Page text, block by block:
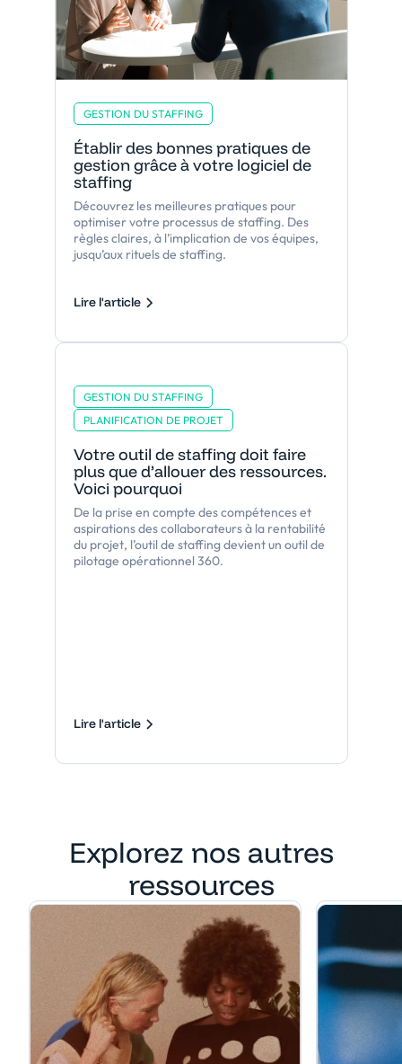
GESTION DU STAFFING
Établir des bonnes pratiques de
gestion grâce à votre logiciel de
staffing
Découvrez les meilleures pratiques pour
optimiser votre processus de staffing. Des
règles claires, à l’implication de vos équipes,
jusqu’aux rituels de staffing.
Lire l'article
GESTION DU STAFFING
PLANIFICATION DE PROJET
Votre outil de staffing doit faire
plus que d’allouer des ressources.
Voici pourquoi
De la prise en compte des compétences et
aspirations des collaborateurs à la rentabilité
du projet, l’outil de staffing devient un outil de
pilotage opérationnel 360.
Lire l'article
Explorez nos autres
ressources